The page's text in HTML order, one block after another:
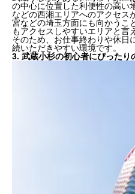
の中心に位置した利便性の高い
などの西湘エリアへのアクセス
宮などの埼玉方面にも向かうこ
もアクセスしやすいエリアと言
そのため、お仕事終わりや休日
続いただきやすい環境です。
3. 武蔵小杉の初心者にぴったり